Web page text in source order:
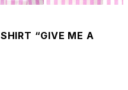
“GIVE ME A